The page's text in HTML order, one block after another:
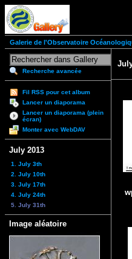
Galerie de l'Observatoire
Recherche avancée
Fil RSS pour cet album
Lancer un diaporama
Lancer un diaporama (plein
écran)
Monter avec WebDAV
July 2013
1. July 3th
2. July 10th
3. July 17th
4. July 24th
5. July 31th
Image aléatoire